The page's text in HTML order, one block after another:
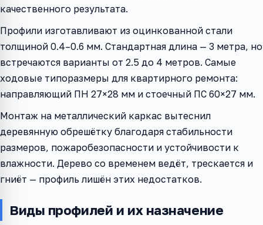
качественного результата.
Профили изготавливают из оцинкованной стали
толщиной 0.4–0.6 мм. Стандартная длина — 3 метра, но
встречаются варианты от 2.5 до 4 метров. Самые
ходовые типоразмеры для квартирного ремонта:
направляющий ПН 27×28 мм и стоечный ПС 60×27 мм.
Монтаж на металлический каркас вытеснил
деревянную обрешётку благодаря стабильности
размеров, пожаробезопасности и устойчивости к
влажности. Дерево со временем ведёт, трескается и
гниёт — профиль лишён этих недостатков.
Виды профилей и их назначение